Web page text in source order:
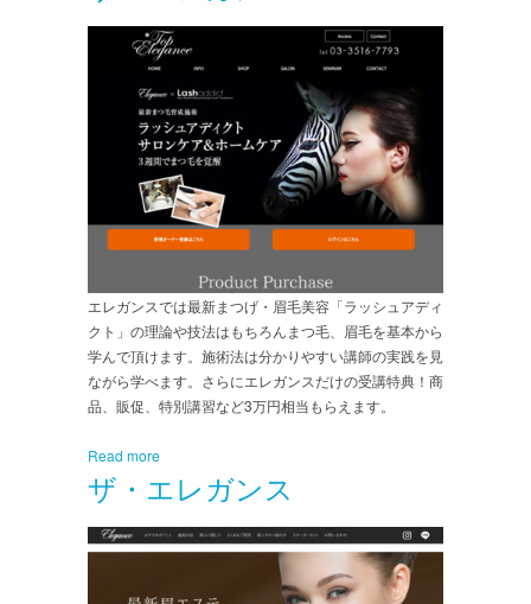
エレガンスでは最新まつげ・眉毛美容「ラッシュアディ
クト」の理論や技法はもちろんまつ毛、眉毛を基本から
学んで頂けます。施術法は分かりやすい講師の実践を見
ながら学べます。さらにエレガンスだけの受講特典！商
品、販促、特別講習など3万円相当もらえます。
Read more
ザ・エレガンス